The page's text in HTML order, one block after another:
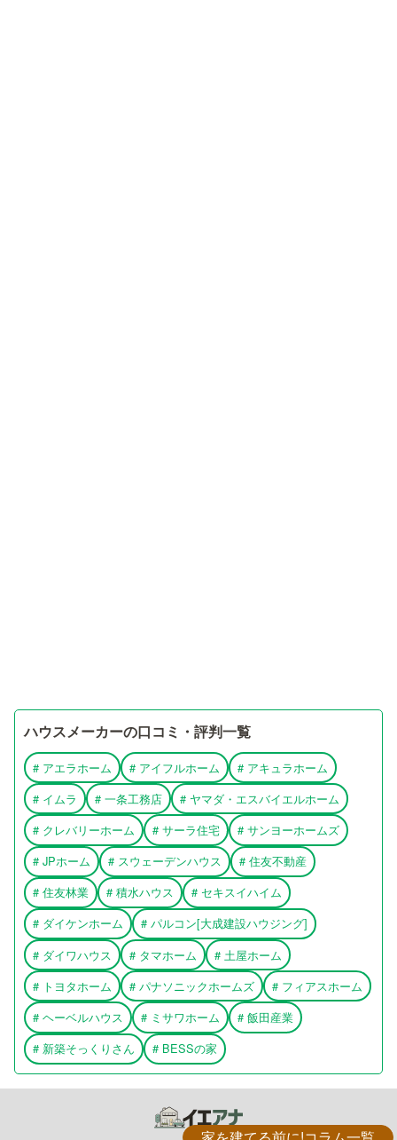
ハウスメーカーの口コミ・評判一覧
# アエラホーム # アイフルホーム # アキュラホーム
# イムラ # 一条工務店 # ヤマダ・エスバイエルホーム
# クレバリーホーム # サーラ住宅 # サンヨーホームズ
# JPホーム # スウェーデンハウス # 住友不動産
# 住友林業 # 積水ハウス # セキスイハイム
# ダイケンホーム # パルコン[大成建設ハウジング]
# ダイワハウス # タマホーム # 土屋ホーム
# トヨタホーム # パナソニックホームズ # フィアスホーム
# ヘーベルハウス # ミサワホーム # 飯田産業
# 新築そっくりさん # BESSの家